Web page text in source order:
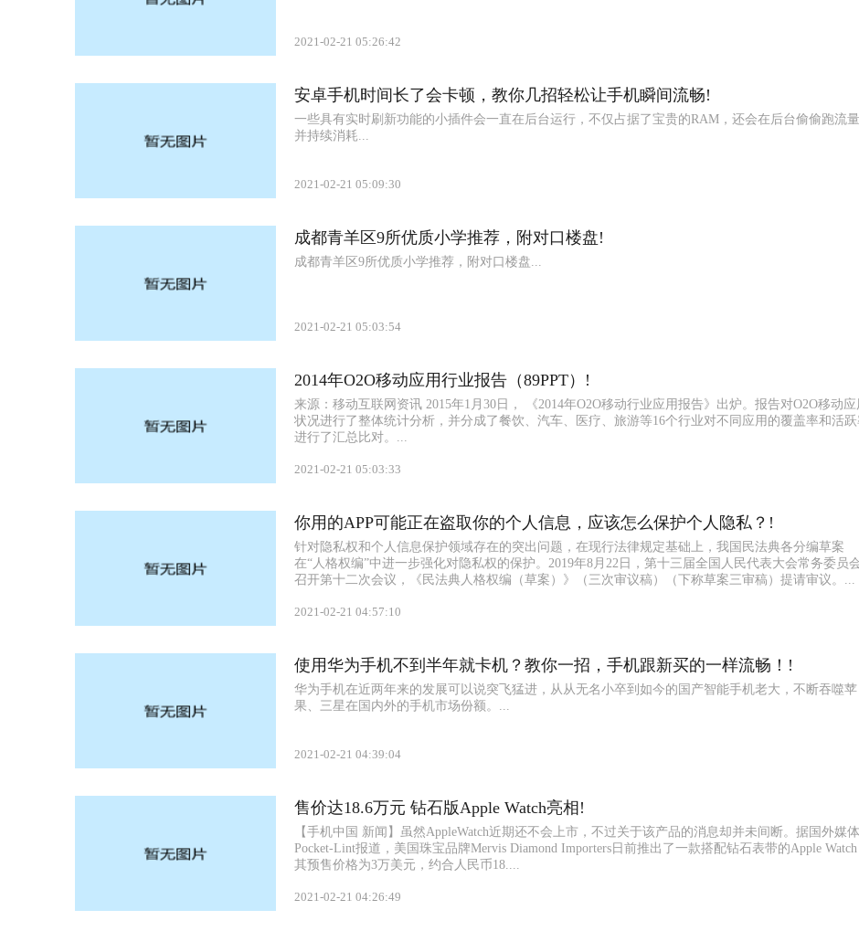
2021-02-21 05:26:42
安卓手机时间长了会卡顿，教你几招轻松让手机瞬间流畅!
一些具有实时刷新功能的小插件会一直在后台运行，不仅占据了宝贵的RAM，还会在后台偷偷跑流量
并持续消耗...
2021-02-21 05:09:30
成都青羊区9所优质小学推荐，附对口楼盘!
成都青羊区9所优质小学推荐，附对口楼盘...
2021-02-21 05:03:54
2014年O2O移动应用行业报告（89PPT）!
来源：移动互联网资讯 2015年1月30日， 《2014年O2O移动行业应用报告》出炉。报告对O2O移动应
状况进行了整体统计分析，并分成了餐饮、汽车、医疗、旅游等16个行业对不同应用的覆盖率和活跃
进行了汇总比对。...
2021-02-21 05:03:33
你用的APP可能正在盗取你的个人信息，应该怎么保护个人隐私？!
针对隐私权和个人信息保护领域存在的突出问题，在现行法律规定基础上，我国民法典各分编草案
在“人格权编”中进一步强化对隐私权的保护。2019年8月22日，第十三届全国人民代表大会常务委员
召开第十二次会议，《民法典人格权编（草案）》（三次审议稿）（下称草案三审稿）提请审议。...
2021-02-21 04:57:10
使用华为手机不到半年就卡机？教你一招，手机跟新买的一样流畅！!
华为手机在近两年来的发展可以说突飞猛进，从从无名小卒到如今的国产智能手机老大，不断吞噬苹
果、三星在国内外的手机市场份额。...
2021-02-21 04:39:04
售价达18.6万元 钻石版Apple Watch亮相!
【手机中国 新闻】虽然AppleWatch近期还不会上市，不过关于该产品的消息却并未间断。据国外媒体
Pocket-Lint报道，美国珠宝品牌Mervis Diamond Importers日前推出了一款搭配钻石表带的Apple Watch
其预售价格为3万美元，约合人民币18....
2021-02-21 04:26:49